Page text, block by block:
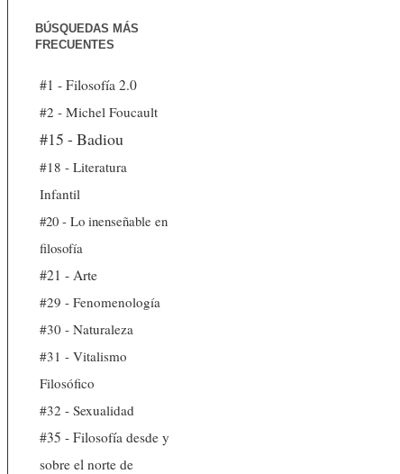
BÚSQUEDAS MÁS
FRECUENTES
#1 - Filosofía 2.0
#2 - Michel Foucault
#15 - Badiou
#18 - Literatura
Infantil
#20 - Lo inenseñable en
filosofía
#21 - Arte
#29 - Fenomenología
#30 - Naturaleza
#31 - Vitalismo
Filosófico
#32 - Sexualidad
#35 - Filosofía desde y
sobre el norte de